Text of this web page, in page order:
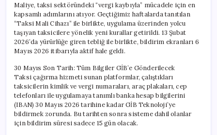
Maliye, taksi sektöründeki “vergi kaybıyla” mücadele için en
kapsamlı adımlarını atıyor. Geçtiğimiz haftalarda tanıtılan
“Taksi Mali Cihazı” ile birlikte, uygulama üzerinden yolcu
taşıyan taksicilere yönelik yeni kurallar getirildi. 13 Şubat
2026’da yürürlüğe giren tebliğ ile birlikte, bildirim ekranları 6
Mayıs 2026 itibarıyla aktif hale geldi.
30 Mayıs Son Tarih: Tüm Bilgiler GİB’e Gönderilecek
Taksi çağırma hizmeti sunan platformlar, çalıştıkları
taksicilerin kimlik ve vergi numaraları, araç plakaları, cep
telefonları ile uygulamaya tanımlı banka hesap bilgilerini
(IBAN) 30 Mayıs 2026 tarihine kadar GİB Teknoloji’ye
bildirmek zorunda. Bu tarihten sonra sisteme dahil olanlar
için bildirim süresi sadece 15 gün olacak.